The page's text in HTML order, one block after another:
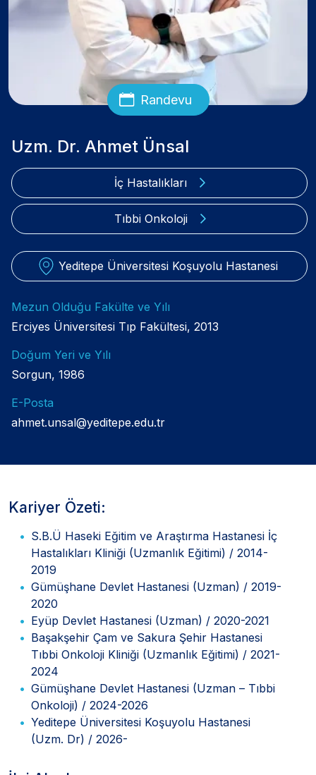
Randevu
Uzm. Dr. Ahmet Ünsal
İç Hastalıkları
Tıbbi Onkoloji
Yeditepe Üniversitesi Koşuyolu Hastanesi
Mezun Olduğu Fakülte ve Yılı
Erciyes Üniversitesi Tıp Fakültesi, 2013
Doğum Yeri ve Yılı
Sorgun, 1986
E-Posta
ahmet.unsal@yeditepe.edu.tr
Kariyer Özeti:
S.B.Ü Haseki Eğitim ve Araştırma Hastanesi İç
Hastalıkları Kliniği (Uzmanlık Eğitimi) / 2014-
2019
Gümüşhane Devlet Hastanesi (Uzman) / 2019-
2020
Eyüp Devlet Hastanesi (Uzman) / 2020-2021
Başakşehir Çam ve Sakura Şehir Hastanesi
Tıbbi Onkoloji Kliniği (Uzmanlık Eğitimi) / 2021-
2024
Gümüşhane Devlet Hastanesi (Uzman – Tıbbi
Onkoloji) / 2024-2026
Yeditepe Üniversitesi Koşuyolu Hastanesi
(Uzm. Dr) / 2026-